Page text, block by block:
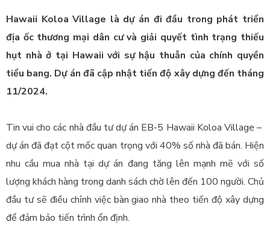
Hawaii Koloa Village là dự án đi đầu trong phát triển
địa ốc thương mại dân cư và giải quyết tình trạng thiếu
hụt nhà ở tại Hawaii với sự hậu thuẫn của chính quyền
tiểu bang. Dự án đã cập nhật tiến độ xây dựng đến tháng
11/2024.
Tin vui cho các nhà đầu tư dự án EB-5 Hawaii Koloa Village –
dự án đã đạt cột mốc quan trọng với 40% số nhà đã bán. Hiện
nhu cầu mua nhà tại dự án đang tăng lên mạnh mẽ với số
lượng khách hàng trong danh sách chờ lên đến 100 người. Chủ
đầu tư sẽ điều chỉnh việc bàn giao nhà theo tiến độ xây dựng
để đảm bảo tiến trình ổn định.